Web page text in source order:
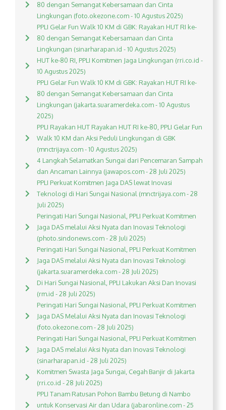
80 dengan Semangat Kebersamaan dan Cinta
Lingkungan (foto.okezone.com - 10 Agustus 2025)
PPLI Gelar Fun Walk 10 KM di GBK: Rayakan HUT RI ke-
80 dengan Semangat Kebersamaan dan Cinta
Lingkungan (sinarharapan.id - 10 Agustus 2025)
HUT ke-80 RI, PPLI Komitmen Jaga Lingkungan (rri.co.id -
10 Agustus 2025)
PPLI Gelar Fun Walk 10 KM di GBK: Rayakan HUT RI ke-
80 dengan Semangat Kebersamaan dan Cinta
Lingkungan (jakarta.suaramerdeka.com - 10 Agustus
2025)
PPLI Rayakan HUT Rayakan HUT RI ke-80, PPLI Gelar Fun
Walk 10 KM dan Aksi Peduli Lingkungan di GBK
(mnctrijaya.com - 10 Agustus 2025)
4 Langkah Selamatkan Sungai dari Pencemaran Sampah
dan Ancaman Lainnya (jawapos.com - 28 Juli 2025)
PPLI Perkuat Komitmen Jaga DAS lewat Inovasi
Teknologi di Hari Sungai Nasional (mnctrijaya.com - 28
Juli 2025)
Peringati Hari Sungai Nasional, PPLI Perkuat Komitmen
Jaga DAS melalui Aksi Nyata dan Inovasi Teknologi
(photo.sindonews.com - 28 Juli 2025)
Peringati Hari Sungai Nasional, PPLI Perkuat Komitmen
Jaga DAS melalui Aksi Nyata dan Inovasi Teknologi
(jakarta.suaramerdeka.com - 28 Juli 2025)
Di Hari Sungai Nasional, PPLI Lakukan Aksi Dan Inovasi
(rm.id - 28 Juli 2025)
Peringati Hari Sungai Nasional, PPLI Perkuat Komitmen
Jaga DAS Melalui Aksi Nyata dan Inovasi Teknologi
(foto.okezone.com - 28 Juli 2025)
Peringati Hari Sungai Nasional, PPLI Perkuat Komitmen
Jaga DAS melalui Aksi Nyata dan Inovasi Teknologi
(sinarharapan.id - 28 Juli 2025)
Komitmen Swasta Jaga Sungai, Cegah Banjir di Jakarta
(rri.co.id - 28 Juli 2025)
PPLI Tanam Ratusan Pohon Bambu Betung di Nambo
untuk Konservasi Air dan Udara (jabaronline.com - 25